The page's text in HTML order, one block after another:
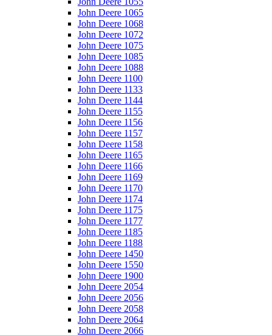
John Deere 1065
John Deere 1068
John Deere 1072
John Deere 1075
John Deere 1085
John Deere 1088
John Deere 1100
John Deere 1133
John Deere 1144
John Deere 1155
John Deere 1156
John Deere 1157
John Deere 1158
John Deere 1165
John Deere 1166
John Deere 1169
John Deere 1170
John Deere 1174
John Deere 1175
John Deere 1177
John Deere 1185
John Deere 1188
John Deere 1450
John Deere 1550
John Deere 1900
John Deere 2054
John Deere 2056
John Deere 2058
John Deere 2064
John Deere 2066